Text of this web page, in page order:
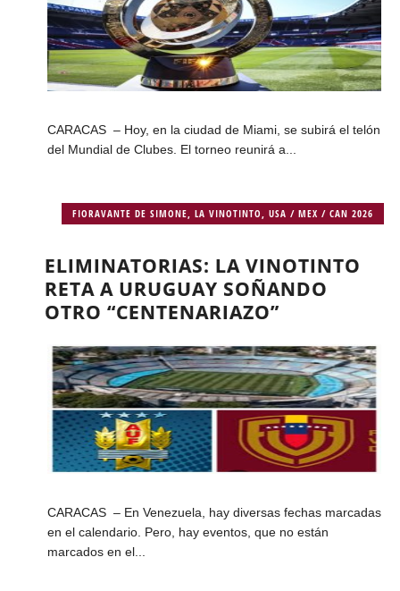
CARACAS – Hoy, en la ciudad de Miami, se subirá el telón
del Mundial de Clubes. El torneo reunirá a...
FIORAVANTE DE SIMONE ,LA VINOTINTO ,USA / MEX / CAN 2026
ELIMINATORIAS: LA VINOTINTO
RETA A URUGUAY SOÑANDO
OTRO “CENTENARIAZO”
CARACAS – En Venezuela, hay diversas fechas marcadas
en el calendario. Pero, hay eventos, que no están
marcados en el...